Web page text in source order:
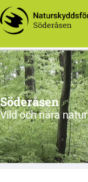
Söderåsen
Vild och nära